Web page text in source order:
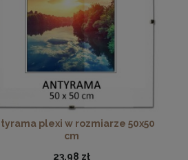
30x40 cm - Golden Florals
z naturalnego drewna
plexi w rozmiarze 50x50
cm
23,98 zł